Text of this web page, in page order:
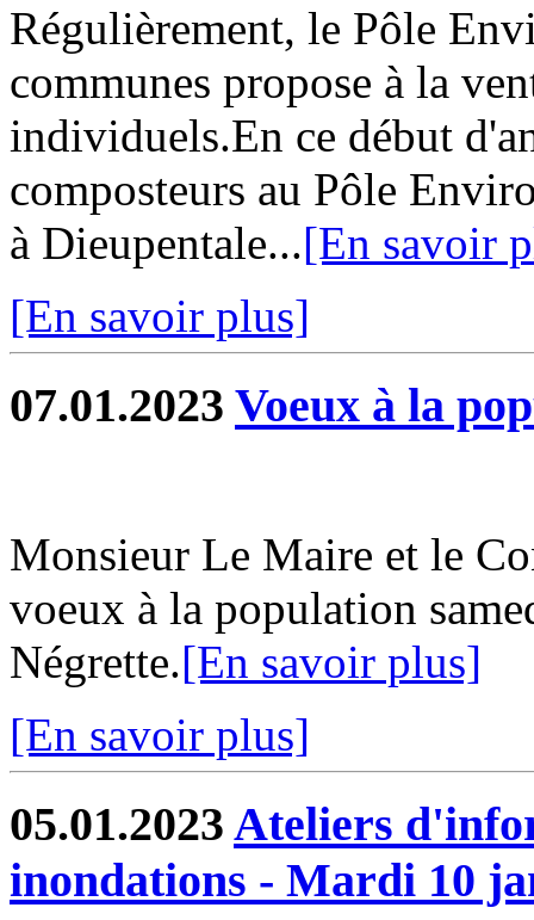
Régulièrement, le Pôle
communes propose à la
individuels.En ce début
composteurs au Pôle
à Dieupentale...[En savoir
[En savoir plus]
07.01.2023 Voeux à la
Monsieur Le Maire et le
voeux à la population
Négrette.[En savoir plus]
[En savoir plus]
05.01.2023 Ateliers
inondations - Mardi 10